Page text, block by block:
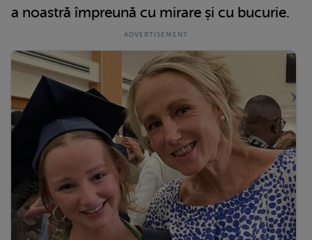
a noastră împreună cu mirare și cu bucurie.